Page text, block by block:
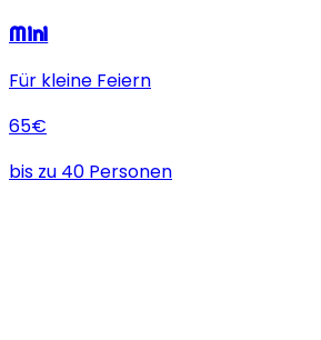
Mini
Für kleine Feiern
65€
bis zu 40 Personen